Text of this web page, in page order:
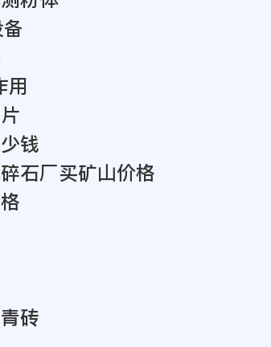
用
钱
石厂买矿山价格
砖